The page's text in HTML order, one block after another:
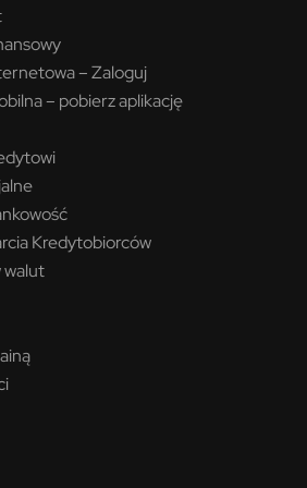
– Zaloguj
– pobierz aplikację
Kredytobiorców
walut